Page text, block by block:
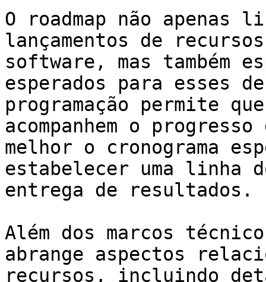
O roadmap não
lançamentos de
software, mas também
esperados para esses
programação permite
acompanhem o
melhor o cronograma
estabelecer uma linha
entrega de resultados.
Além dos marcos
abrange aspectos
recursos, incluindo